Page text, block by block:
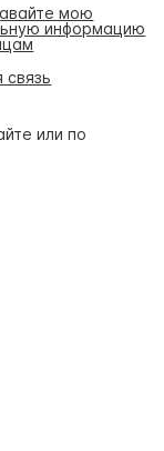
мою
информацию
или по